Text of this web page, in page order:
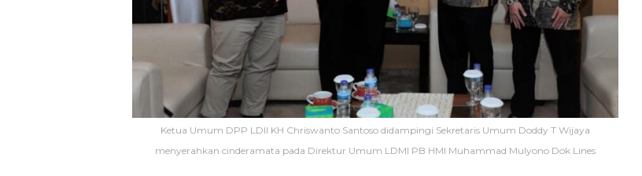
Ketua Umum DPP LDII KH Chriswanto Santoso didampingi Sekretaris Umum Doddy T Wijaya
menyerahkan cinderamata pada Direktur Umum LDMI PB HMI Muhammad Mulyono Dok Lines